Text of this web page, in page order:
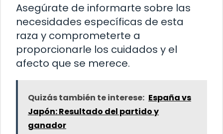
Asegúrate de informarte sobre las
necesidades específicas de esta
raza y comprometerte a
proporcionarle los cuidados y el
afecto que se merece.
Quizás también te interese: España vs
Japón: Resultado del partido y
ganador